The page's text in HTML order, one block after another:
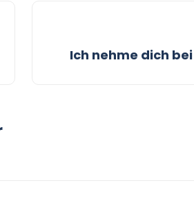
Ich nehme dich